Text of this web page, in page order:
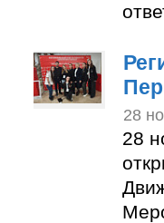
28
28